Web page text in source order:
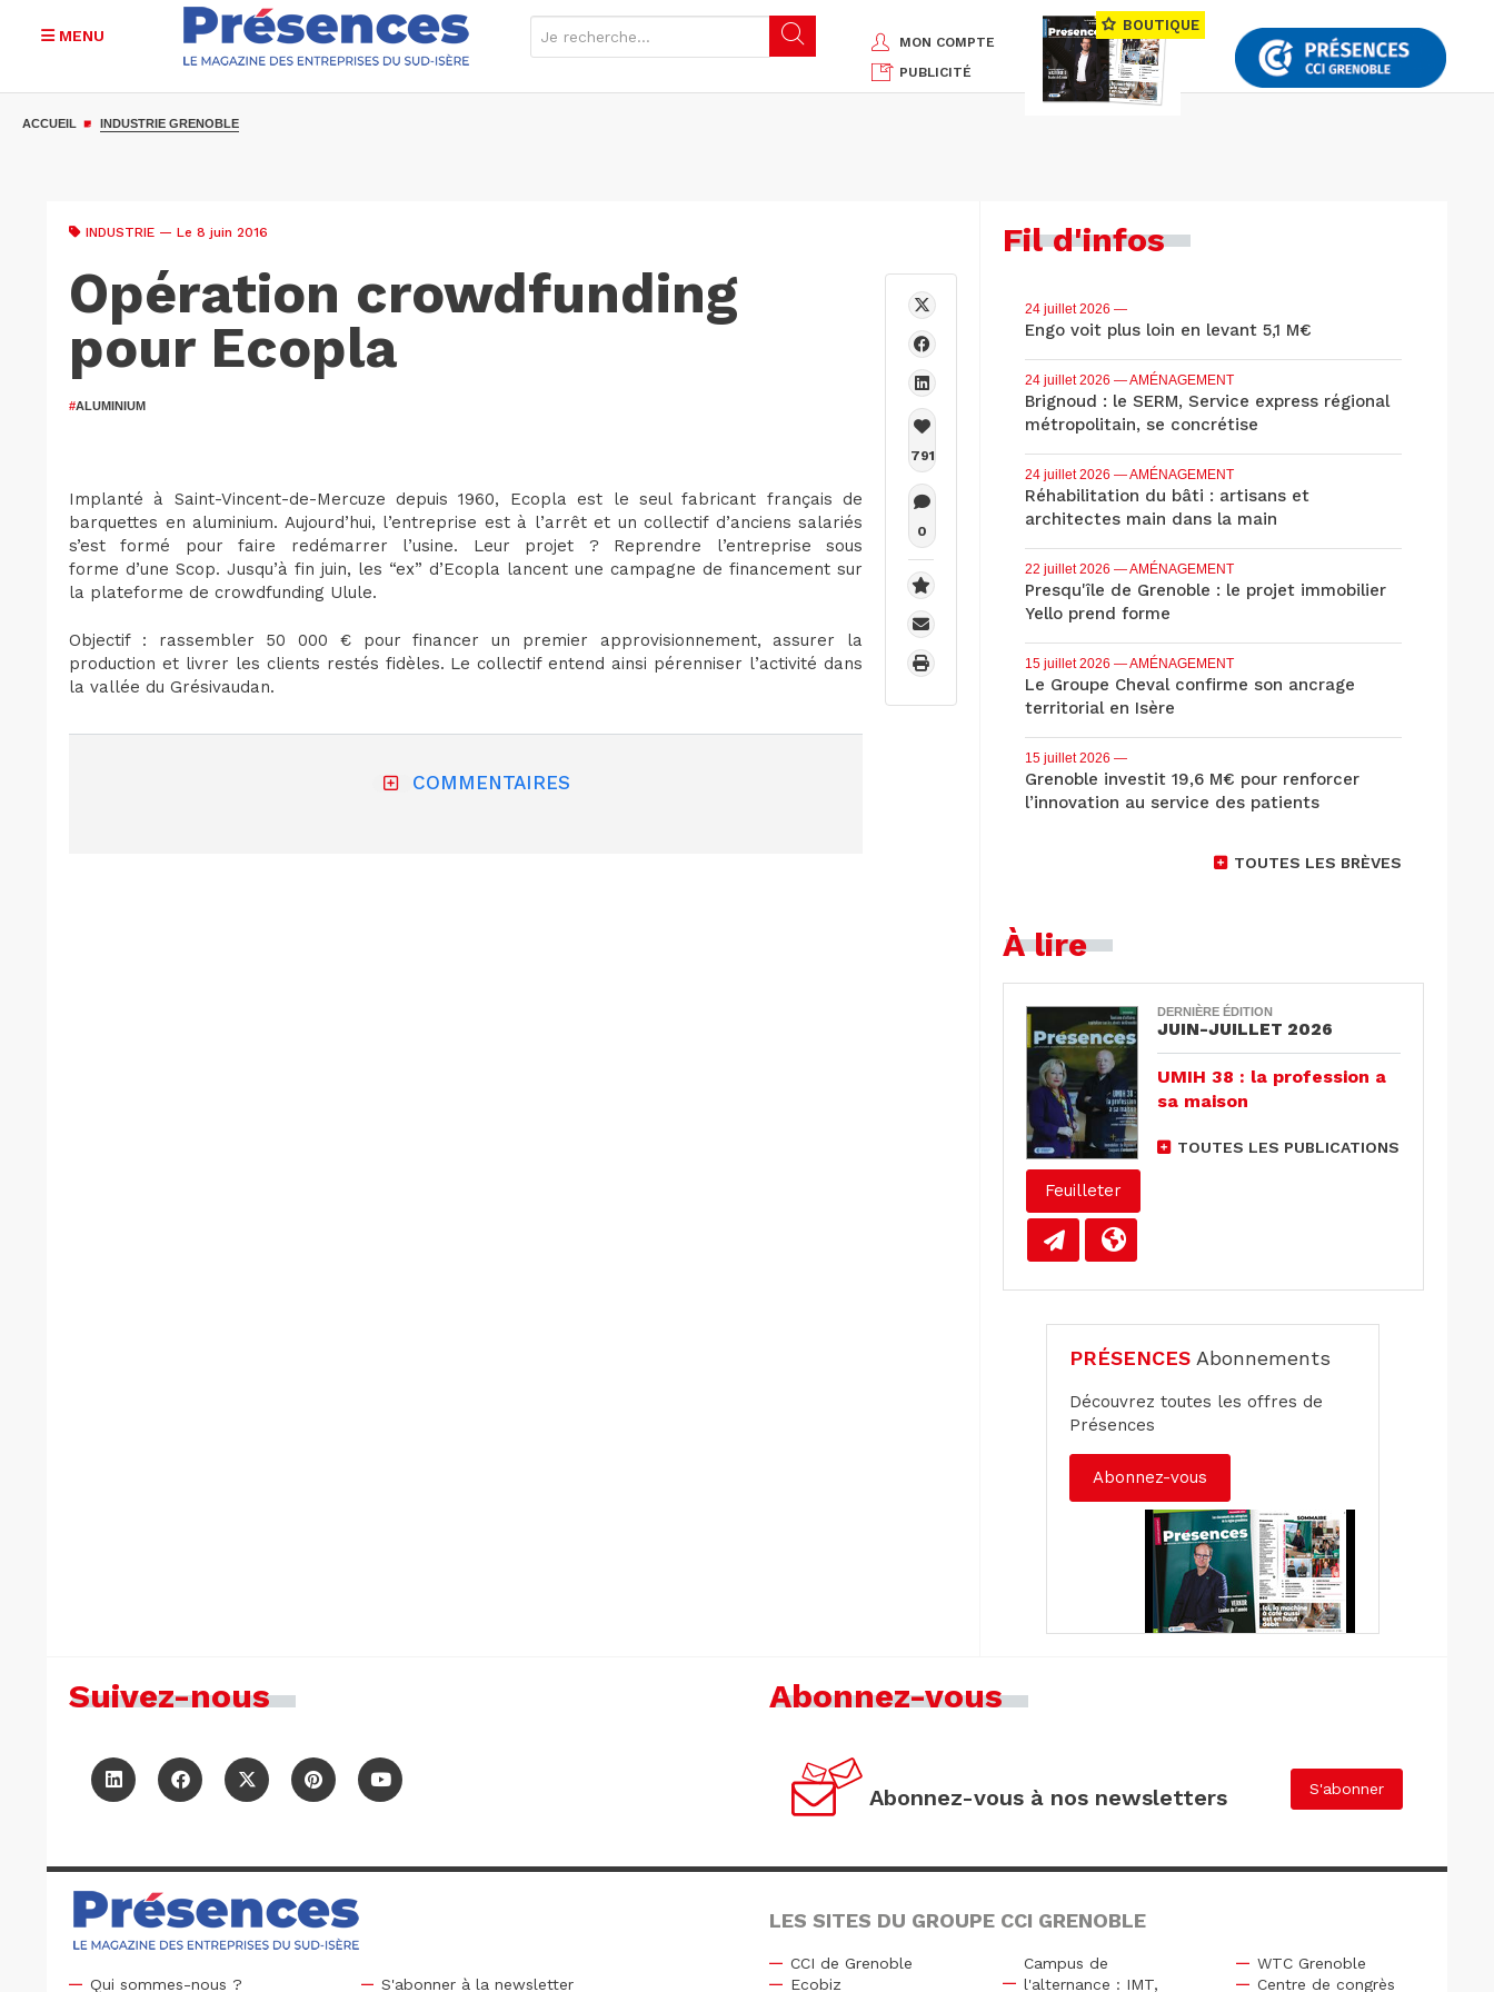
MENU
MON COMPTE
PUBLICITÉ
BOUTIQUE
ACCUEIL INDUSTRIE GRENOBLE
INDUSTRIE — Le 8 juin 2016
Opération crowdfunding
pour Ecopla
#ALUMINIUM
Implanté à Saint-Vincent-de-Mercuze depuis 1960, Ecopla est le seul fabricant français de
barquettes en aluminium. Aujourd’hui, l’entreprise est à l’arrêt et un collectif d’anciens salariés
s’est formé pour faire redémarrer l’usine. Leur projet ? Reprendre l’entreprise sous
forme d’une Scop. Jusqu’à fin juin, les “ex” d’Ecopla lancent une campagne de financement sur
la plateforme de crowdfunding Ulule.
Objectif : rassembler 50 000 € pour financer un premier approvisionnement, assurer la
production et livrer les clients restés fidèles. Le collectif entend ainsi pérenniser l’activité dans
la vallée du Grésivaudan.
COMMENTAIRES
791
0
Fil d'infos
24 juillet 2026 —
Engo voit plus loin en levant 5,1 M€
24 juillet 2026 — AMÉNAGEMENT
Brignoud : le SERM, Service express régional
métropolitain, se concrétise
24 juillet 2026 — AMÉNAGEMENT
Réhabilitation du bâti : artisans et
architectes main dans la main
22 juillet 2026 — AMÉNAGEMENT
Presqu'île de Grenoble : le projet immobilier
Yello prend forme
15 juillet 2026 — AMÉNAGEMENT
Le Groupe Cheval confirme son ancrage
territorial en Isère
15 juillet 2026 —
Grenoble investit 19,6 M€ pour renforcer
l’innovation au service des patients
TOUTES LES BRÈVES
À lire
Feuilleter
DERNIÈRE ÉDITION
JUIN-JUILLET 2026
UMIH 38 : la profession a
sa maison
TOUTES LES PUBLICATIONS
PRÉSENCES Abonnements
Découvrez toutes les offres de
Présences
Abonnez-vous
Suivez-nous Abonnez-vous
Abonnez-vous à nos newsletters S'abonner
Qui sommes-nous ? S'abonner à la newsletter
LES SITES DU GROUPE CCI GRENOBLE
CCI de Grenoble
Ecobiz
Campus de
l'alternance : IMT,
WTC Grenoble
Centre de congrès